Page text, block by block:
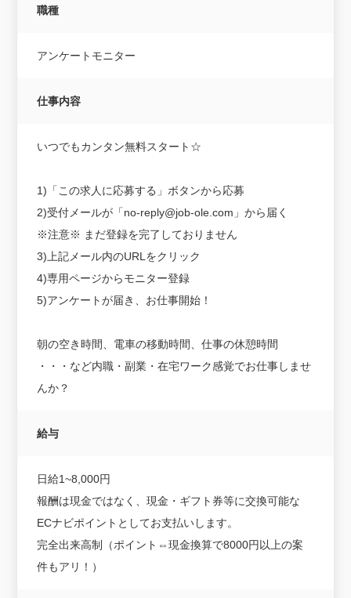
職種
アンケートモニター
仕事内容
いつでもカンタン無料スタート☆
1)「この求人に応募する」ボタンから応募
2)受付メールが「no-reply@job-ole.com」から届く
※注意※ まだ登録を完了しておりません
3)上記メール内のURLをクリック
4)専用ページからモニター登録
5)アンケートが届き、お仕事開始！
朝の空き時間、電車の移動時間、仕事の休憩時間
・・・など内職・副業・在宅ワーク感覚でお仕事しませ
んか？
給与
日給1~8,000円
報酬は現金ではなく、現金・ギフト券等に交換可能な
ECナビポイントとしてお支払いします。
完全出来高制（ポイント⇔現金換算で8000円以上の案
件もアリ！）